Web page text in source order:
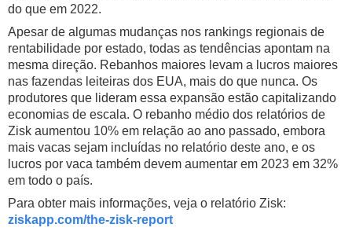
do que em 2022.
Apesar de algumas mudanças nos rankings regionais de
rentabilidade por estado, todas as tendências apontam na
mesma direção. Rebanhos maiores levam a lucros maiores
nas fazendas leiteiras dos EUA, mais do que nunca. Os
produtores que lideram essa expansão estão capitalizando
economias de escala. O rebanho médio dos relatórios de
Zisk aumentou 10% em relação ao ano passado, embora
mais vacas sejam incluídas no relatório deste ano, e os
lucros por vaca também devem aumentar em 2023 em 32%
em todo o país.
Para obter mais informações, veja o relatório Zisk:
ziskapp.com/the-zisk-report